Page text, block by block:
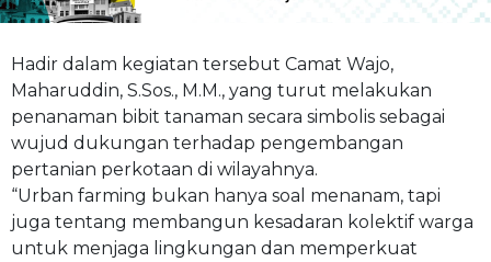
Hadir dalam kegiatan tersebut Camat Wajo,
Maharuddin, S.Sos., M.M., yang turut melakukan
penanaman bibit tanaman secara simbolis sebagai
wujud dukungan terhadap pengembangan
pertanian perkotaan di wilayahnya.
“Urban farming bukan hanya soal menanam, tapi
juga tentang membangun kesadaran kolektif warga
untuk menjaga lingkungan dan memperkuat